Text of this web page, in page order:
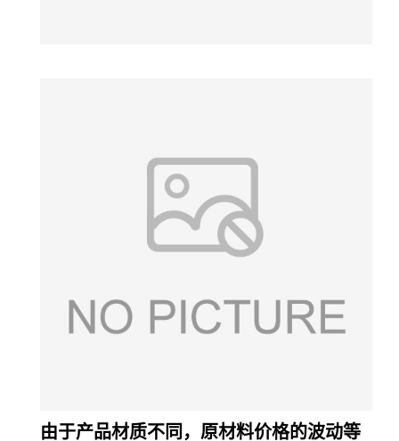
由于产品材质不同，原材料价格的波动等